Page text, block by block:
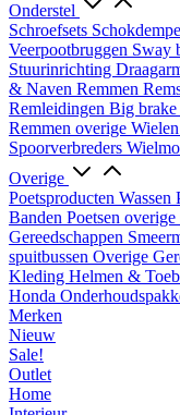
Onderstel
Schroefsets
Veerpootbruggen Sway
Stuurinrichting
& Naven Remmen
Remleidingen Big brake
Remmen overige
Spoorverbreders
Overige
Poetsproducten Wassen
Banden Poetsen overige
Gereedschappen
spuitbussen Overige
Kleding Helmen &
Honda
Merken
Nieuw
Sale!
Outlet
Home